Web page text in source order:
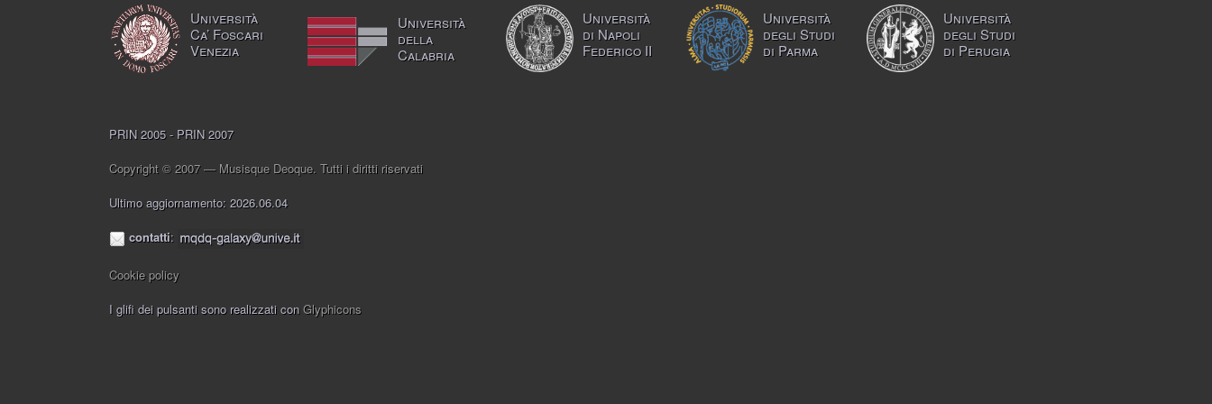
Università
Ca’ Foscari
Venezia
Università
della
Calabria
Università
di Napoli
Federico II
Università
degli Studi
di Parma
Università
degli Studi
di Perugia
PRIN 2005 - PRIN 2007
Copyright © 2007 — Musisque Deoque. Tutti i diritti riservati
Ultimo aggiornamento: 2026.06.04
contatti:
Cookie policy
I glifi dei pulsanti sono realizzati con Glyphicons